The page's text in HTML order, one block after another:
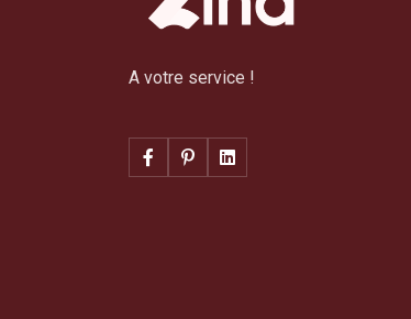
A votre service !